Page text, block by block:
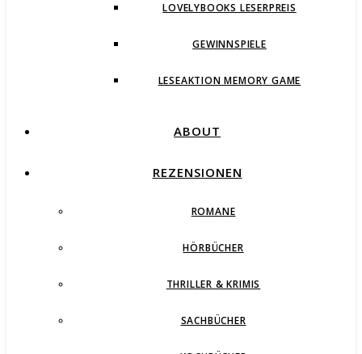
LOVELYBOOKS LESERPREIS
GEWINNSPIELE
LESEAKTION MEMORY GAME
ABOUT
REZENSIONEN
ROMANE
HÖRBÜCHER
THRILLER & KRIMIS
SACHBÜCHER